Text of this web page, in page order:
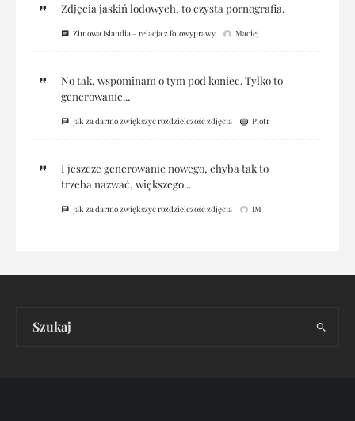
Zdjęcia jaskiń lodowych, to czysta pornografia.
Zimowa Islandia – relacja z fotowyprawy Maciej
No tak, wspominam o tym pod koniec. Tylko to
generowanie...
Jak za darmo zwiększyć rozdzielczość zdjęcia Piotr
I jeszcze generowanie nowego, chyba tak to
trzeba nazwać, większego...
Jak za darmo zwiększyć rozdzielczość zdjęcia IM